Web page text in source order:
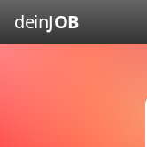
deinJOB